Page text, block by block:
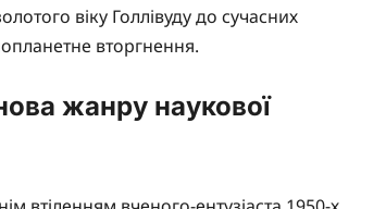
віку Голлівуду до сучасних
вторгнення.
жанру наукової